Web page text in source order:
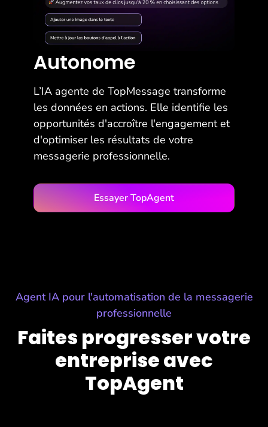
Autonome
L’IA agente de TopMessage transforme
les données en actions. Elle identifie les
opportunités d'accroître l'engagement et
d'optimiser les résultats de votre
messagerie professionnelle.
Essayer TopAgent
Agent IA pour l'automatisation de la messagerie
professionnelle
Faites progresser votre
entreprise avec
TopAgent